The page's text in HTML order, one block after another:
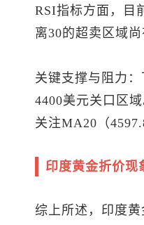
RSI指标方面，目
离30的超卖区域
关键支撑与阻力
4400美元关口区
关注MA20（
印度黄金折价现
综上所述，印度